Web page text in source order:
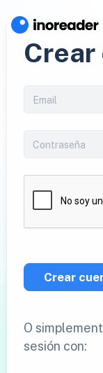
Crear
Crear
O
sesión con: